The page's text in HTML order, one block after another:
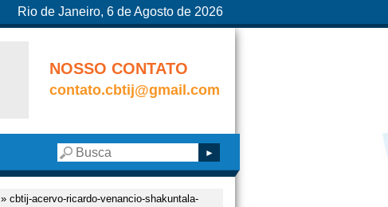
Rio de Janeiro, 6 de Agosto de 2026
NOSSO CONTATO
contato.cbtij@gmail.com
» cbtij-acervo-ricardo-venancio-shakuntala-